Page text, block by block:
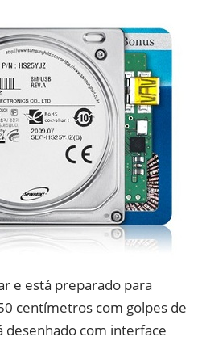
e está preparado para
centímetros com golpes de
desenhado com interface